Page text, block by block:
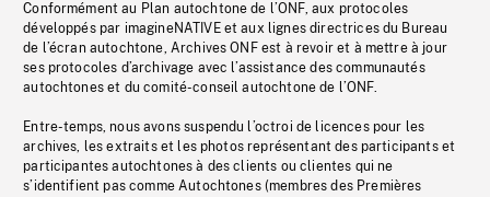
Conformément au Plan autochtone de l’ONF, aux protocoles
développés par imagineNATIVE et aux lignes directrices du Bureau
de l’écran autochtone, Archives ONF est à revoir et à mettre à jour
ses protocoles d’archivage avec l’assistance des communautés
autochtones et du comité-conseil autochtone de l’ONF.
Entre-temps, nous avons suspendu l’octroi de licences pour les
archives, les extraits et les photos représentant des participants et
participantes autochtones à des clients ou clientes qui ne
s’identifient pas comme Autochtones (membres des Premières